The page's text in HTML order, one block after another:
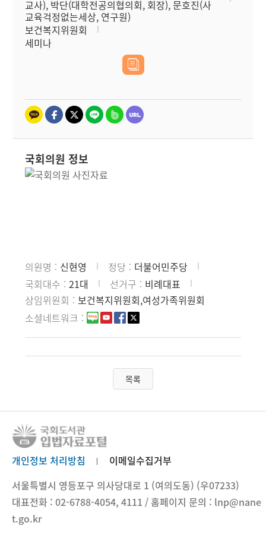
교사), 박단(대학전공의협의회, 회장), 문호진(사
교육걱정없는세상, 연구원)
보건복지위원회
세미나
국회의원 정보
의원명 신현영 정당
더불어민주당
국회대수
21대 선거구
비례대표
상임위원회
보건복지위원회,여성가족위원회
소셜네트워크
목록
개인정보 처리방침
이메일수집거부
서울특별시 영등포구 의사당대로 1 (여의도동) (우07233)
대표전화 : 02-6788-4054, 4111 / 홈페이지 문의 : lnp@nane
t.go.kr